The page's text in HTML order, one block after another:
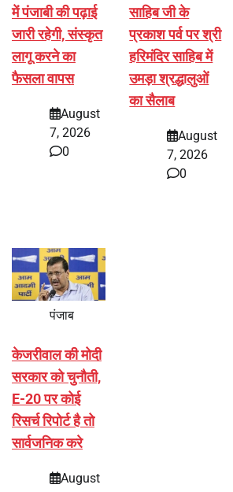
में पंजाबी की पढ़ाई
जारी रहेगी, संस्कृत
लागू करने का
फैसला वापस
August
7, 2026
0
साहिब जी के
प्रकाश पर्व पर श्री
हरिमंदिर साहिब में
उमड़ा श्रद्धालुओं
का सैलाब
August
7, 2026
0
पंजाब
केजरीवाल की मोदी
सरकार को चुनौती,
E-20 पर कोई
रिसर्च रिपोर्ट है तो
सार्वजनिक करे
August